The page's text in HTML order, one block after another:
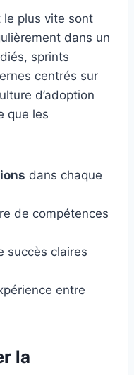
le plus vite sont
dans un
sprints
centrés sur
d’adoption
que les
dans chaque
de compétences
succès claires
entre
la